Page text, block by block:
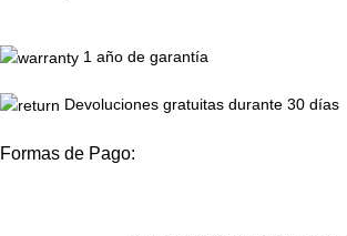
1 año de garantía
Devoluciones gratuitas durante 30 días
Formas de Pago: